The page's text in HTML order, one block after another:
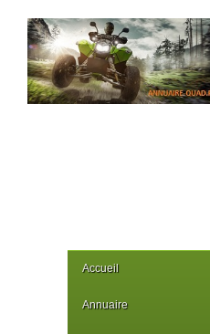
Accueil
Annuaire